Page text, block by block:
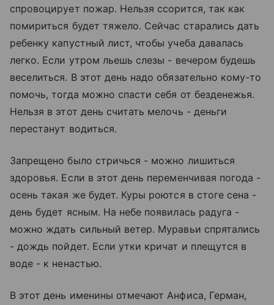
спровоцирует пожар. Нельзя ссорится, так как
помириться будет тяжело. Сейчас старались дать
ребенку капустный лист, чтобы учеба давалась
легко. Если утром льешь слезы - вечером будешь
веселиться. В этот день надо обязательно кому-то
помочь, тогда можно спасти себя от безденежья.
Нельзя в этот день считать мелочь - деньги
перестанут водиться.
Запрещено было стричься - можно лишиться
здоровья. Если в этот день переменчивая погода -
осень такая же будет. Куры роются в стоге сена -
день будет ясным. На небе появилась радуга -
можно ждать сильный ветер. Муравьи спрятались
- дождь пойдет. Если утки кричат и плещутся в
воде - к ненастью.
В этот день именины отмечают Анфиса, Герман,